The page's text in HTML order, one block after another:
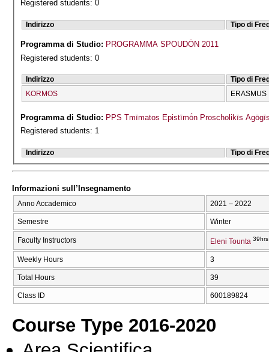
Registered students: 0
Indirizzo Tipo di
Programma di Studio: PROGRAMMA SPOUDŌN 2011
Registered students: 0
Indirizzo
Tipo di
KORMOS
ERASMUS
Programma di Studio: PPS Tmīmatos Epistīmṓn Proscholikīs
Registered students: 1
Indirizzo Tipo di
Informazioni sull’Insegnamento
Anno Accademico 2021 – 2022
Semestre Winter
Faculty Instructors Eleni Tounta 39hrs
Weekly Hours 3
Total Hours 39
Class ID 600189824
Course Type 2016-2020